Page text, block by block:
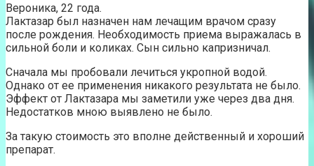
Вероника, 22 года.
Лактазар был назначен нам лечащим врачом сразу
после рождения. Необходимость приема выражалась в
сильной боли и коликах. Сын сильно капризничал.
Сначала мы пробовали лечиться укропной водой.
Однако от ее применения никакого результата не было.
Эффект от Лактазара мы заметили уже через два дня.
Недостатков мною выявлено не было.
За такую стоимость это вполне действенный и хороший
препарат.